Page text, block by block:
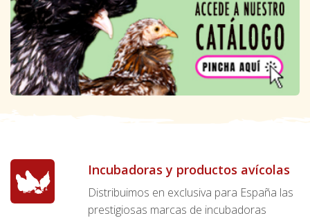
Incubadoras y productos avícolas
Distribuimos en exclusiva para España las
prestigiosas marcas de incubadoras